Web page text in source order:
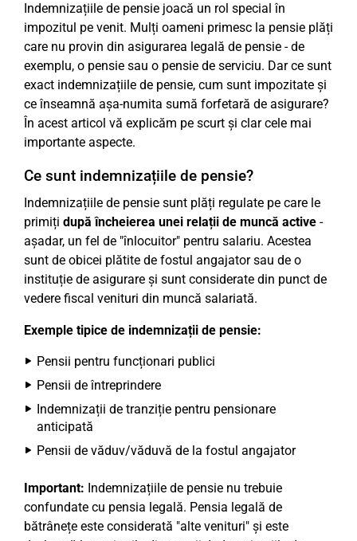
Indemnizațiile de pensie joacă un rol special în
impozitul pe venit. Mulți oameni primesc la pensie plăți
care nu provin din asigurarea legală de pensie - de
exemplu, o pensie sau o pensie de serviciu. Dar ce sunt
exact indemnizațiile de pensie, cum sunt impozitate și
ce înseamnă așa-numita sumă forfetară de asigurare?
În acest articol vă explicăm pe scurt și clar cele mai
importante aspecte.
Ce sunt indemnizațiile de pensie?
Indemnizațiile de pensie sunt plăți regulate pe care le
primiți după încheierea unei relații de muncă active -
așadar, un fel de "înlocuitor" pentru salariu. Acestea
sunt de obicei plătite de fostul angajator sau de o
instituție de asigurare și sunt considerate din punct de
vedere fiscal venituri din muncă salariată.
Exemple tipice de indemnizații de pensie:
Pensii pentru funcționari publici
Pensii de întreprindere
Indemnizații de tranziție pentru pensionare
anticipată
Pensii de văduv/văduvă de la fostul angajator
Important: Indemnizațiile de pensie nu trebuie
confundate cu pensia legală. Pensia legală de
bătrânețe este considerată "alte venituri" și este